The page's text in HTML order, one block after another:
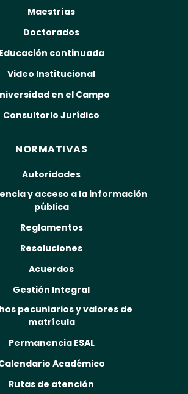
Maestrías
Doctorados
Educación continuada
Video Institucional
en el Campo
Consultorio Jurídico
NORMATIVAS
Autoridades
y acceso a la información
pública
Reglamentos
Resoluciones
Acuerdos
Gestión Integral
pecuniarios y valores de
matrícula
Permanencia ESAL
Académico
Rutas de atención